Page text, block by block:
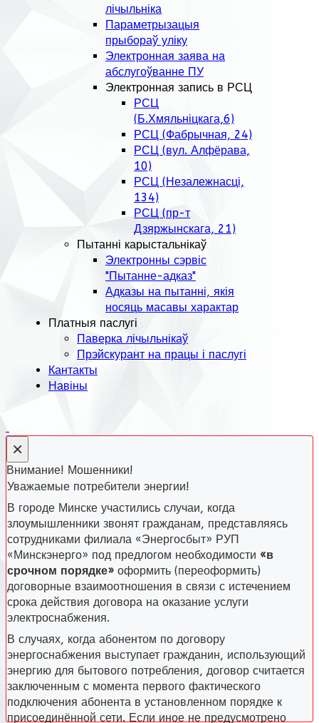
лічыльніка
Параметрызацыя
прыбораў уліку
Электронная заява на
абслугоўванне ПУ
Электронная запись в РСЦ
РСЦ
(Б.Хмяльніцкага,6)
РСЦ (Фабрычная, 24)
РСЦ (вул. Алфёрава,
10)
РСЦ (Незалежнасці,
134)
РСЦ (пр-т
Дзяржынскага, 21)
Пытанні карыстальнікаў
Электронны сэрвіс
"Пытанне-адказ"
Адказы на пытанні, якія
носяць масавы характар
Платныя паслугі
Паверка лічыльнікаў
Прэйскурант на працы і паслугі
Кантакты
Навіны
×
Внимание! Мошенники!
Уважаемые потребители энергии!
В городе Минске участились случаи, когда
злоумышленники звонят гражданам, представляясь
сотрудниками филиала «Энергосбыт» РУП
«Минскэнерго» под предлогом необходимости «в
срочном порядке» оформить (переоформить)
договорные взаимоотношения в связи с истечением
срока действия договора на оказание услуги
электроснабжения.
В случаях, когда абонентом по договору
энергоснабжения выступает гражданин, использующий
энергию для бытового потребления, договор считается
заключенным с момента первого фактического
подключения абонента в установленном порядке к
присоединённой сети. Если иное не предусмотрено